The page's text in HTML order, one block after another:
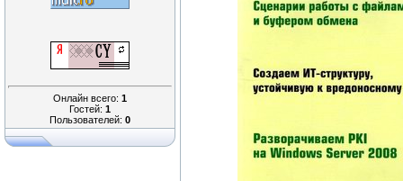
Онлайн всего: 1
Гостей: 1
Пользователей: 0